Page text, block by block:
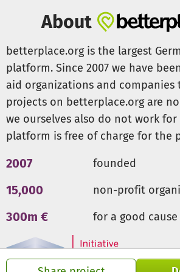
beschäftigen.
Es ist uns eine Herzensangelegenheit
ihrer Art entsprechend großzügig und
halten, sowie alle Tiere ausgewogen
zu ernähren und medizinisch zu
besonders wichtig all diese armen
bestmöglich zu versorgen, um all das
andere versäumt haben.
Neben der Arbeit direkt am Tier, ist
Aufklärungsarbeit zu Heim- und
unsere Projekte zu verwirklichen.
Lassen Sie uns gemeinsam die Welt
besser machen!
"Ein Tier zu retten verändert nicht die
About
betterplace.org is the largest
platform. Since 2007 we have
aid organizations and companies
projects on betterplace.org are
we ourselves also do not work
platform is free of charge for the
2007 founded
15,000 non-profit
300m € for a good cause